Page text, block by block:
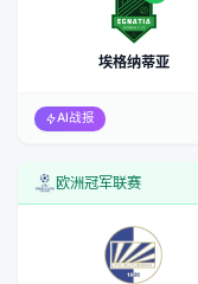
埃格纳蒂亚
AI战报
欧洲冠军联赛